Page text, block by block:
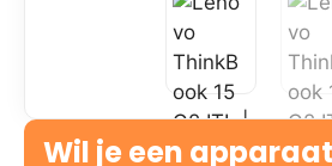
Wil je een